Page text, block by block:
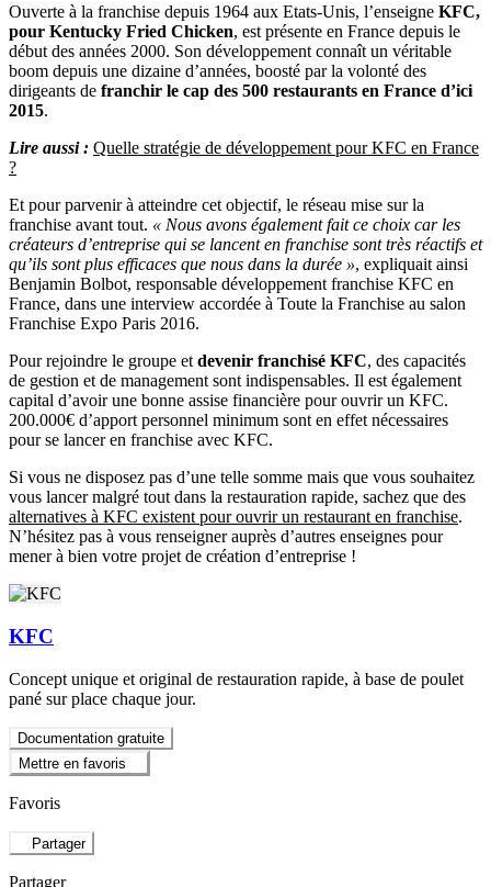
Ouverte à la franchise depuis 1964 aux Etats-Unis, l’enseigne KFC,
pour Kentucky Fried Chicken, est présente en France depuis le
début des années 2000. Son développement connaît un véritable
boom depuis une dizaine d’années, boosté par la volonté des
dirigeants de franchir le cap des 500 restaurants en France d’ici
2015.
Lire aussi : Quelle stratégie de développement pour KFC en France
?
Et pour parvenir à atteindre cet objectif, le réseau mise sur la
franchise avant tout. « Nous avons également fait ce choix car les
créateurs d’entreprise qui se lancent en franchise sont très réactifs et
qu’ils sont plus efficaces que nous dans la durée », expliquait ainsi
Benjamin Bolbot, responsable développement franchise KFC en
France, dans une interview accordée à Toute la Franchise au salon
Franchise Expo Paris 2016.
Pour rejoindre le groupe et devenir franchisé KFC, des capacités
de gestion et de management sont indispensables. Il est également
capital d’avoir une bonne assise financière pour ouvrir un KFC.
200.000€ d’apport personnel minimum sont en effet nécessaires
pour se lancer en franchise avec KFC.
Si vous ne disposez pas d’une telle somme mais que vous souhaitez
vous lancer malgré tout dans la restauration rapide, sachez que des
alternatives à KFC existent pour ouvrir un restaurant en franchise.
N’hésitez pas à vous renseigner auprès d’autres enseignes pour
mener à bien votre projet de création d’entreprise !
KFC
Concept unique et original de restauration rapide, à base de poulet
pané sur place chaque jour.
Documentation gratuite
Mettre en favoris
Favoris
Partager
Partager